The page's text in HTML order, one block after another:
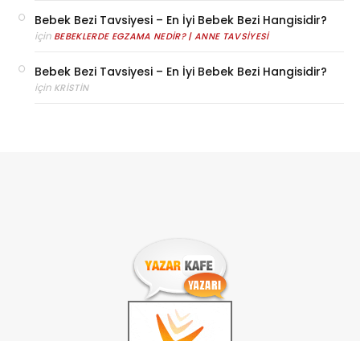
Bebek Bezi Tavsiyesi – En İyi Bebek Bezi Hangisidir?
için BEBEKLERDE EGZAMA NEDIR? | ANNE TAVSIYESI
Bebek Bezi Tavsiyesi – En İyi Bebek Bezi Hangisidir?
için KRISTIN